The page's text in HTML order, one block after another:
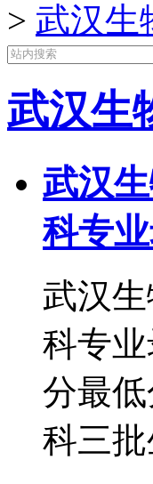
> 武汉生
武汉生
武汉
科专
武汉
科专
分最
科三